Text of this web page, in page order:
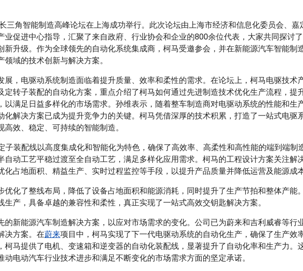
三角智能制造高峰论坛在上海成功举行。此次论坛由上海市经济和信息化委员会、嘉
业促进中心指导，汇聚了来自政府、行业协会和企业的800余位代表，大家共同探讨
新升级。作为全球领先的自动化系统集成商，柯马受邀参会，并在新能源汽车智能制
域的技术创新与解决方案。
展，电驱动系统制造面临着提升质量、效率和柔性的需求。在论坛上，柯马电驱技术
定转子装配的自动化方案，重点介绍了柯马如何通过先进制造技术优化生产流程，提
以满足日益多样化的市场需求。孙维表示，随着整车制造商对电驱动系统的性能和生
化解决方案已成为提升竞争力的关键。柯马凭借深厚的技术积累，打造了一站式电驱
效、稳定、可持续的智能制造。
子装配线以高度集成化和智能化为特色，确保了高效率、高柔性和高性能的端到端制
自动工艺平稳过渡至全自动工艺，满足多样化应用需求。柯马的工程设计方案关注解
化占地面积、精益生产、实时过程监控等手段，以提升产品质量并降低运营及能源成本
优化了整线布局，降低了设备占地面积和能源消耗，同时提升了生产节拍和整体产能
生产，具备卓越的兼容性和柔性，真正实现了一站式高效交钥匙解决方案。
的新能源汽车制造解决方案，以应对市场需求的变化。公司已为蔚来和吉利威睿等行
决方案。在蔚来项目中，柯马实现了下一代电驱动系统的自动化生产，确保了生产效
柯马提供了电机、变速箱和逆变器的自动化装配线，显著提升了自动化率和生产力。
动电动汽车行业技术进步和满足不断变化的市场需求方面的坚定承诺。